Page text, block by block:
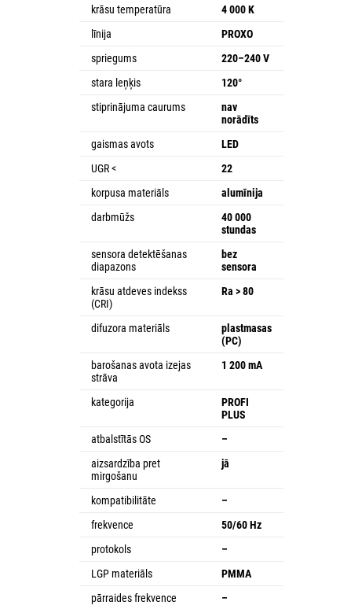
krāsu temperatūra
4 000 K
līnija
PROXO
spriegums
220–240 V
stara leņķis
120°
stiprinājuma caurums
nav
norādīts
gaismas avots
LED
UGR <
22
korpusa materiāls
alumīnija
darbmūžs
40 000
stundas
sensora detektēšanas
diapazons
bez
sensora
krāsu atdeves indekss
(CRI)
Ra > 80
difuzora materiāls
plastmasas
(PC)
barošanas avota izejas
strāva
1 200 mA
kategorija
PROFI
PLUS
atbalstītās OS
–
aizsardzība pret
mirgošanu
jā
kompatibilitāte
–
frekvence
50/60 Hz
protokols
–
LGP materiāls
PMMA
pārraides frekvence
–